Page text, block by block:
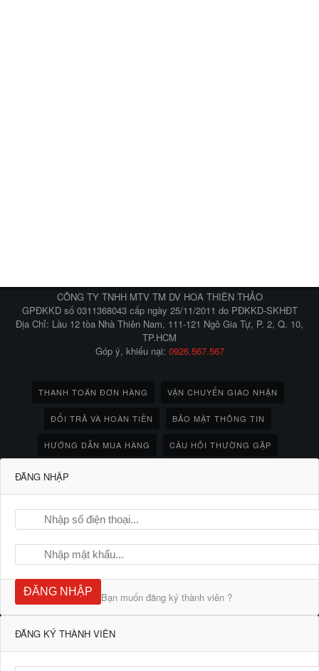
CÔNG TY TNHH MTV TM DV HOA THIÊN THẢO
GPĐKKD số 0311368043 cấp ngày 25/11/2011 do PĐKKD-SKHĐT
Địa Chỉ: Lầu 12 tòa Nhà Thiên Nam, 111-121 Ngô Gia Tự, P. 2, Q. 10,
TP.HCM
Góp ý, khiếu nại: 0926.567.567
THANH TOÁN ĐƠN HÀNG VẬN CHUYỂN GIAO NHẬN
ĐỔI TRẢ VÀ HOÀN TIỀN BẢO MẬT THÔNG TIN
HƯỚNG DẪN MUA HÀNG CÂU HỎI THƯỜNG GẶP
ĐĂNG NHẬP
ĐĂNG NHẬP Bạn muốn đăng ký thành viên ?
ĐĂNG KÝ THÀNH VIÊN